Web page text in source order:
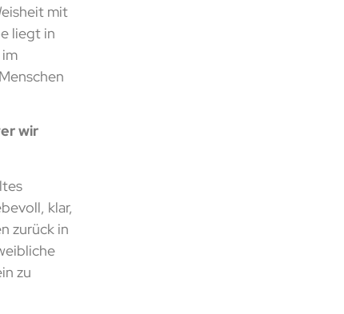
mit
liegt in
im
wir
klar,
zurück in
zu